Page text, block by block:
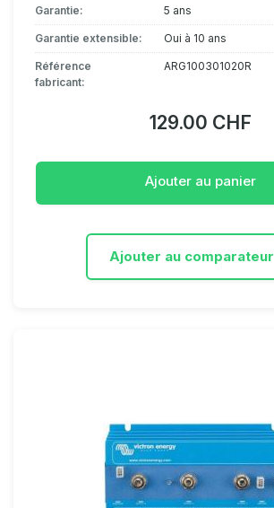
Garantie: 5 ans
Garantie extensible: Oui à 10 ans
Référence
fabricant:
ARG100301020R
129.00 CHF
Ajouter au panier
Ajouter au comparateur